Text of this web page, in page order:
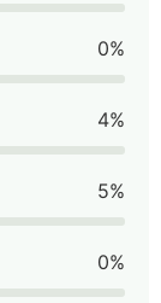
0%
4%
5%
0%